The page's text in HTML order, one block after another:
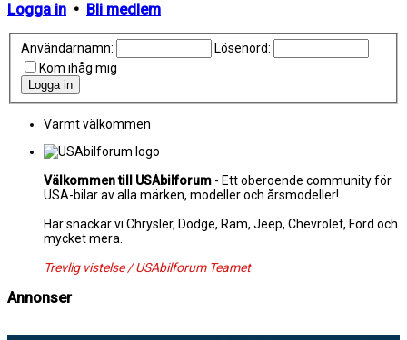
Logga in • Bli medlem
Användarnamn:
Lösenord:
Kom ihåg mig
Varmt välkommen
Välkommen till USAbilforum - Ett oberoende community för
USA-bilar av alla märken, modeller och årsmodeller!
Här snackar vi Chrysler, Dodge, Ram, Jeep, Chevrolet, Ford och
mycket mera.
Trevlig vistelse / USAbilforum Teamet
Annonser